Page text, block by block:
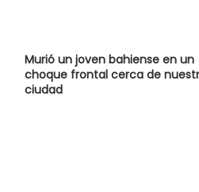
Murió un joven bahiense en un
choque frontal cerca de
ciudad